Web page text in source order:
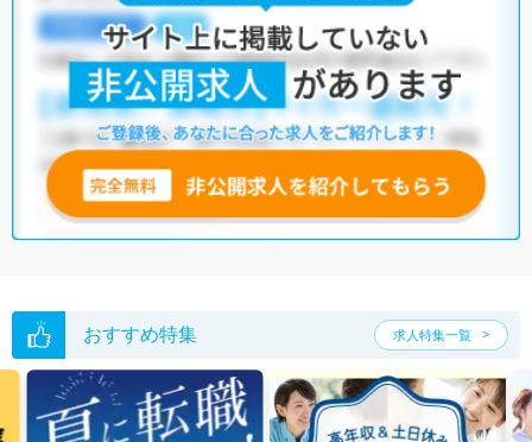
おすすめ特集 求人特集一覧